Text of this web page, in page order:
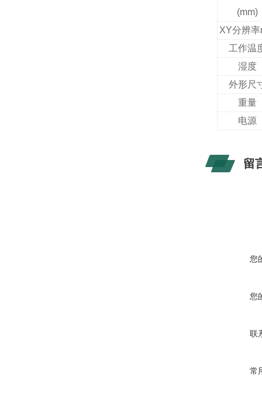
(mm)
XY分辨率
工作温
湿度
外形尺
重量
电源
留
您
您
联
常